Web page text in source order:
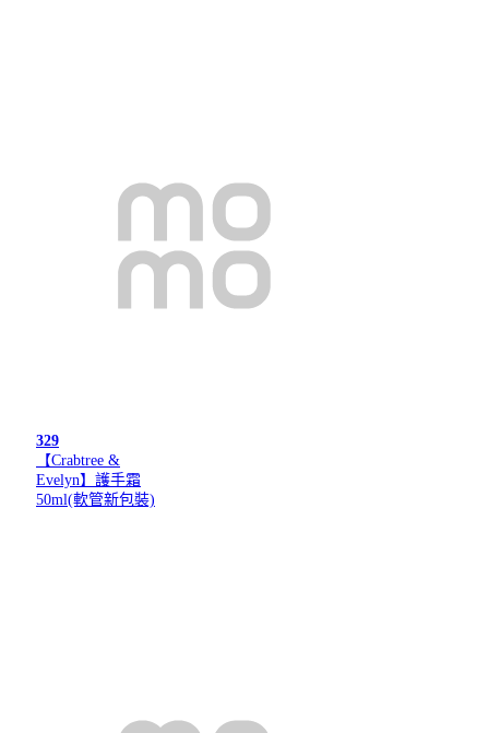
329
【Crabtree &
Evelyn】護手霜
50ml(軟管新包裝)